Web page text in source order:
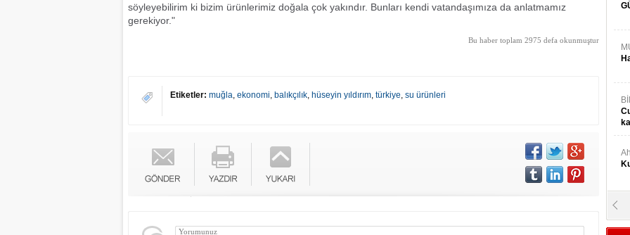
söyleyebilirim ki bizim ürünlerimiz doğala çok yakındır. Bunları kendi vatandaşımıza da anlatmamız
gerekiyor."
Bu haber toplam 2975 defa okunmuştur
Etiketler: muğla, ekonomi, balıkçılık, hüseyin yıldırım, türkiye, su ürünleri